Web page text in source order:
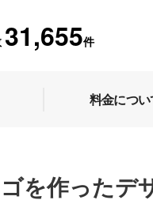
31,655件
料金につい
を作ったデ